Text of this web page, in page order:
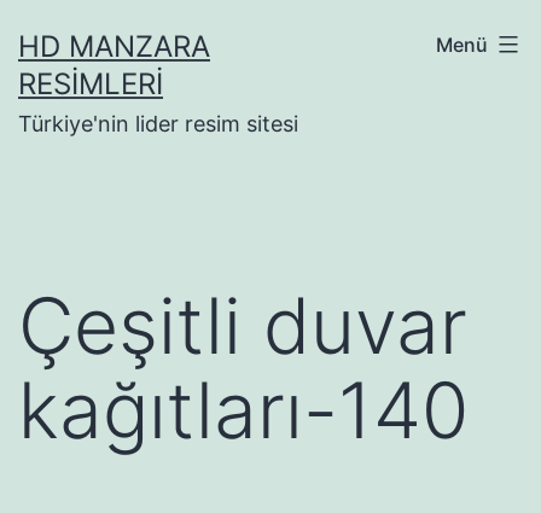
geçHD MANZARA
RESIMLERI
Türkiye'nin lider resim sitesi
Menü
Çeşitli duvar
kağıtları-140